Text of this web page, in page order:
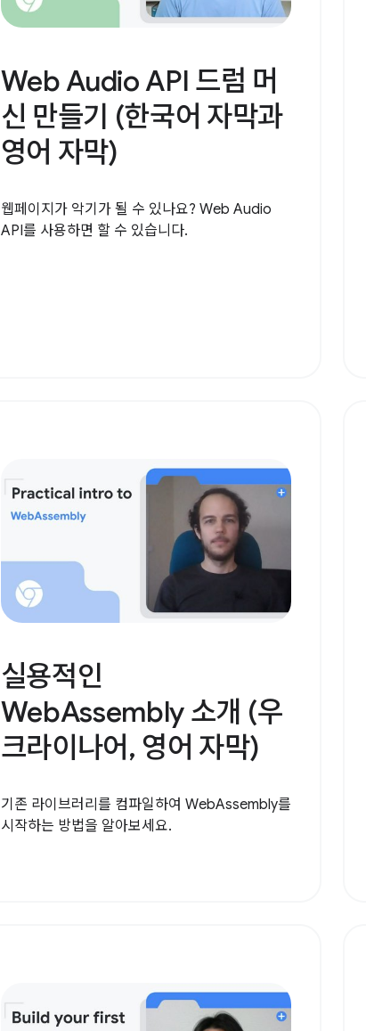
Web Audio API 드럼 머
신 만들기 (한국어 자막과
영어 자막)
웹페이지가 악기가 될 수 있나요? Web Audio
API를 사용하면 할 수 있습니다.
실용적인
WebAssembly 소개 (우
크라이나어, 영어 자막)
기존 라이브러리를 컴파일하여 WebAssembly를
시작하는 방법을 알아보세요.